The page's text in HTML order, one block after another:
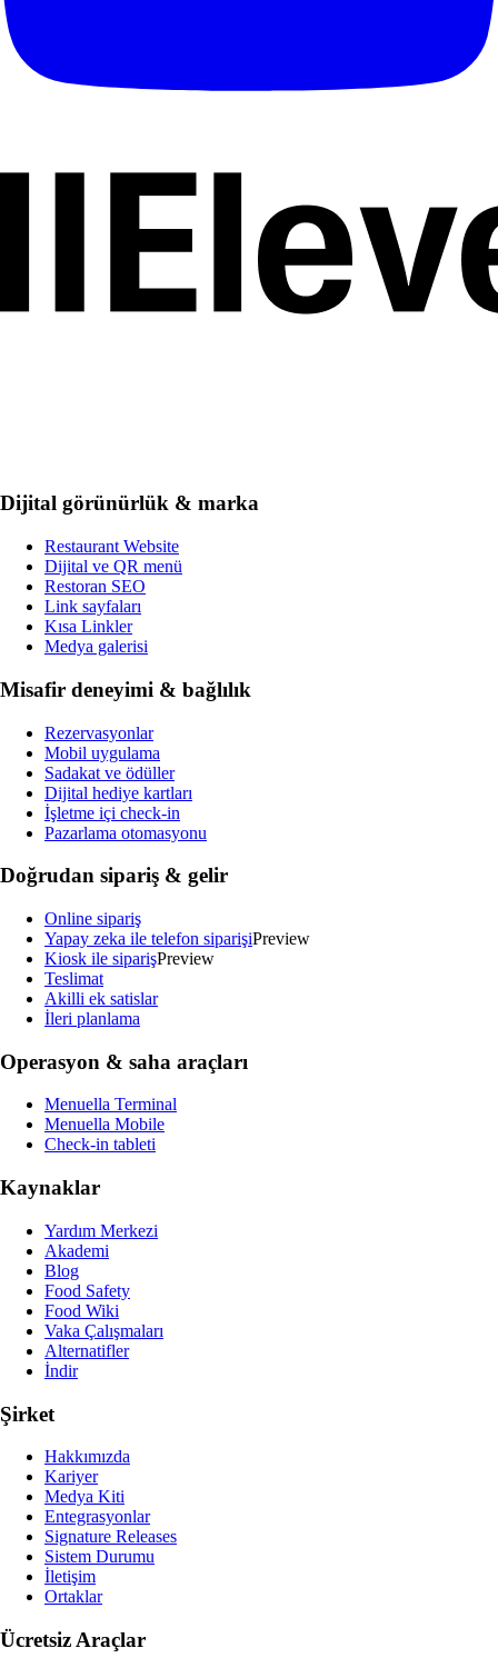
Dijital görünürlük & marka
Restaurant Website
Dijital ve QR menü
Restoran SEO
Link sayfaları
Kısa Linkler
Medya galerisi
Misafir deneyimi & bağlılık
Rezervasyonlar
Mobil uygulama
Sadakat ve ödüller
Dijital hediye kartları
İşletme içi check-in
Pazarlama otomasyonu
Doğrudan sipariş & gelir
Online sipariş
Yapay zeka ile telefon siparişiPreview
Kiosk ile siparişPreview
Teslimat
Akilli ek satislar
İleri planlama
Operasyon & saha araçları
Menuella Terminal
Menuella Mobile
Check-in tableti
Kaynaklar
Yardım Merkezi
Akademi
Blog
Food Safety
Food Wiki
Vaka Çalışmaları
Alternatifler
İndir
Şirket
Hakkımızda
Kariyer
Medya Kiti
Entegrasyonlar
Signature Releases
Sistem Durumu
İletişim
Ortaklar
Ücretsiz Araçlar